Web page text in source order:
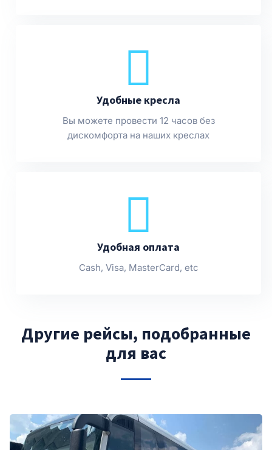
Удобные кресла
Вы можете провести 12 часов без
дискомфорта на наших креслах
Удобная оплата
Cash, Visa, MasterCard, etc
Другие рейсы, подобранные
для вас